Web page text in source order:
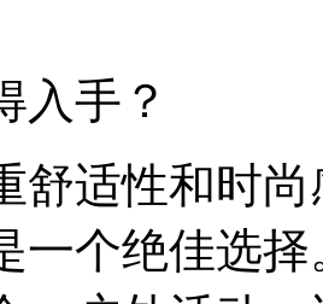
入手？
舒适性和时
一个绝佳选